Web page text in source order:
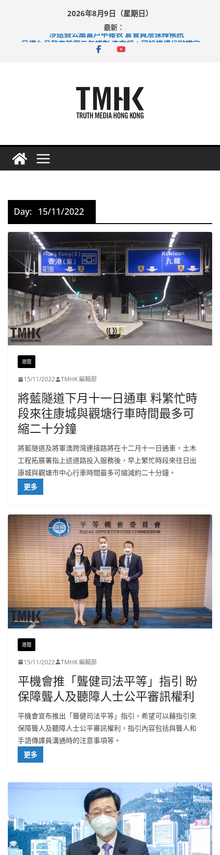
2026年8月9日（星期日）
最新：
涉造假公屋富戶申報表 倉管員准保釋候訊
Day: 15/11/2022
港聞
15/11/2022 TMHK 編輯部
將藍隧道下月十一日通車 料繁忙時
段來往康城與觀塘行車時間最多可
縮二十分鐘
將藍隧道及將軍澳跨灣連接路將在十二月十一日通車，土木
工程拓展署指上述道路投入服務後，早上繁忙時段來往日出
康城與觀塘市中心行車時間最多可縮減約二十分鐘。
更多
港聞
15/11/2022 TMHK 編輯部
平機會推「聾健司法平等」指引 盼
保障聾人及聽障人士公平審訊權利
平機會宣布推出「聾健司法平等」指引，希望可以藉指引來
保障聾人及聽障人士公平審訊權利，指引內容包括與聾人和
手語傳譯員溝通時的注意事項等。
更多